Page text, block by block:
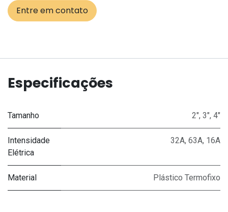
Entre em contato
Especificações
Tamanho 2", 3", 4"
Intensidade
Elétrica
32A, 63A, 16A
Material Plástico Termofixo